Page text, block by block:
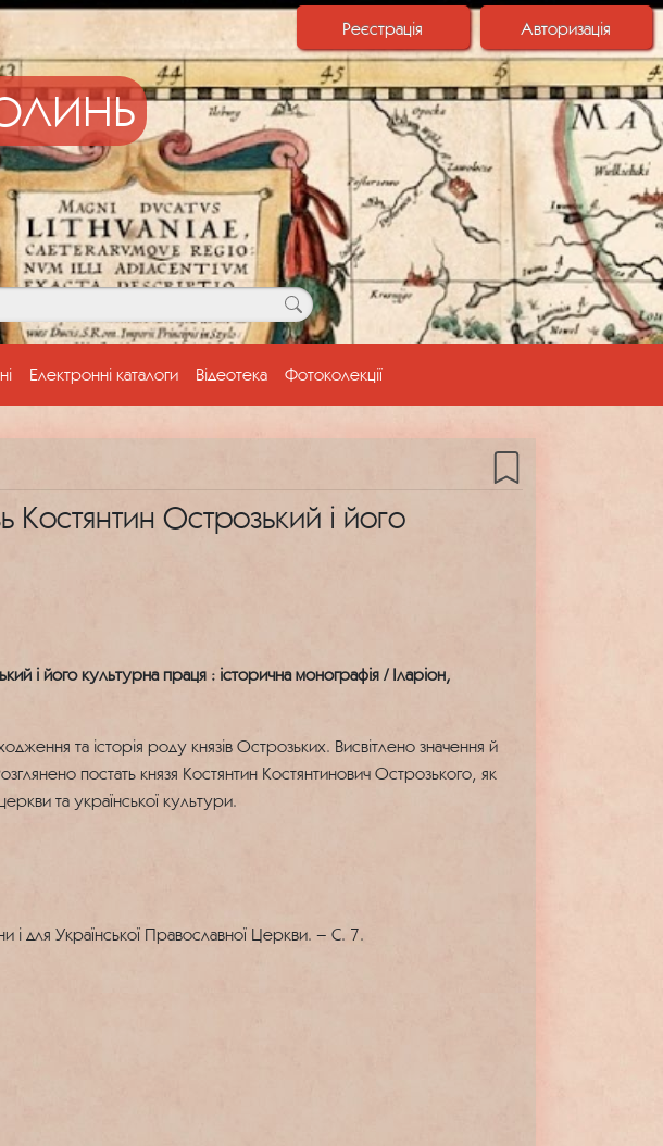
Авторизація
Реєстрація
Електронні каталоги Відеотека Фотоколекції
Костянтин Острозький і його
і його культурна праця : історична монографія / Іларіон,
та історія роду князів Острозьких. Висвітлено значення й
постать князя Костянтин Костянтинович Острозького, як
та української культури.
і для Української Православної Церкви. – С. 7.